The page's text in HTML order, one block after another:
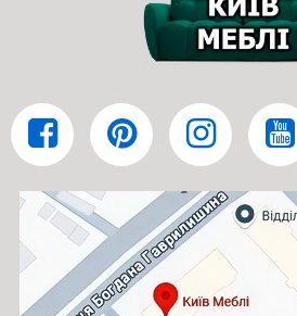
Интернет-магазин Киев-Мебель™
в французском стиле. Для прямых и
популярных варианта столешниц:
Дуб Сонома и Скай светлый.
оптимальную толщину столешницы —
решений или 38 мм для усиленной
эксплуатации.
Прямые и угловые